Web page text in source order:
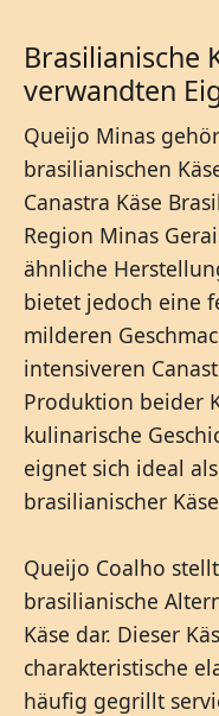
Brasilianische
verwandten
Queijo Minas
brasilianischen
Canastra Käse
Region Minas
ähnliche
bietet jedoch eine
milderen
intensiveren
Produktion beider
kulinarische
eignet sich ideal
brasilianischer
Queijo Coalho
brasilianische
Käse dar. Dieser
charakteristische
häufig gegrillt